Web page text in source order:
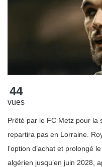
44
vues
Prêté par le FC Metz pour la
repartira pas en Lorraine.
l’option d’achat et prolongé
algérien jusqu’en juin 2028,